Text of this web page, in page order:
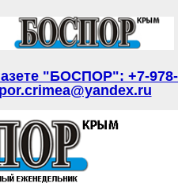
"БОСПОР": +7-978-